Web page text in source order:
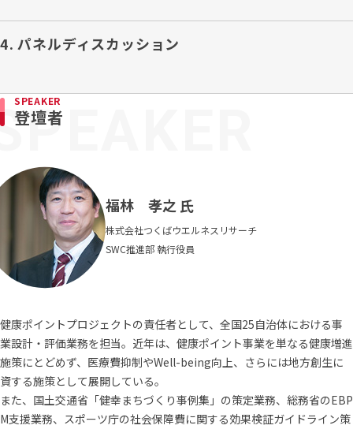
4. パネルディスカッション
SPEAKER
登壇者
福林 孝之 氏
株式会社つくばウエルネスリサーチ
SWC推進部 執行役員
健康ポイントプロジェクトの責任者として、全国25自治体における事
業設計・評価業務を担当。近年は、健康ポイント事業を単なる健康増進
施策にとどめず、医療費抑制やWell-being向上、さらには地方創生に
資する施策として展開している。
また、国土交通省「健幸まちづくり事例集」の策定業務、総務省のEBP
M支援業務、スポーツ庁の社会保障費に関する効果検証ガイドライン策